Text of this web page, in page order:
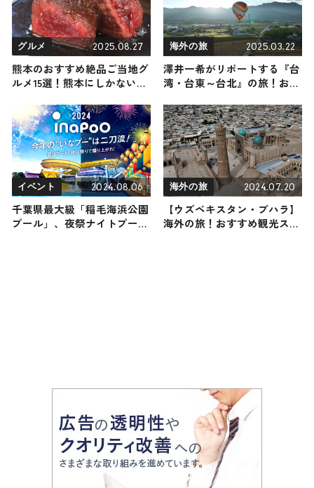
グルメ 2025.08.27
熊本のおすすめ絶品ご当地グ
ルメ15選！熊本にしかない名
海外の旅 2025.03.22
澤井一希がリポートする『台
湾・台東～台北』の旅！おす
紹介 2025年3月22日放送
イベント 2024.08.06
千葉県最大級「稲毛海浜公園
プール」、夜祭ナイトプール
海外の旅 2024.07.20
【ウズベキスタン・ブハラ】
海外の旅！おすすめ観光スポ